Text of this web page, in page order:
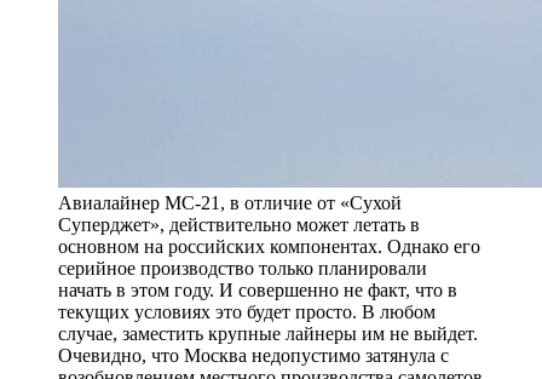
Авиалайнер МС-21, в отличие от «Сухой
Суперджет», действительно может летать в
основном на российских компонентах. Однако его
серийное производство только планировали
начать в этом году. И совершенно не факт, что в
текущих условиях это будет просто. В любом
случае, заместить крупные лайнеры им не выйдет.
Очевидно, что Москва недопустимо затянула с